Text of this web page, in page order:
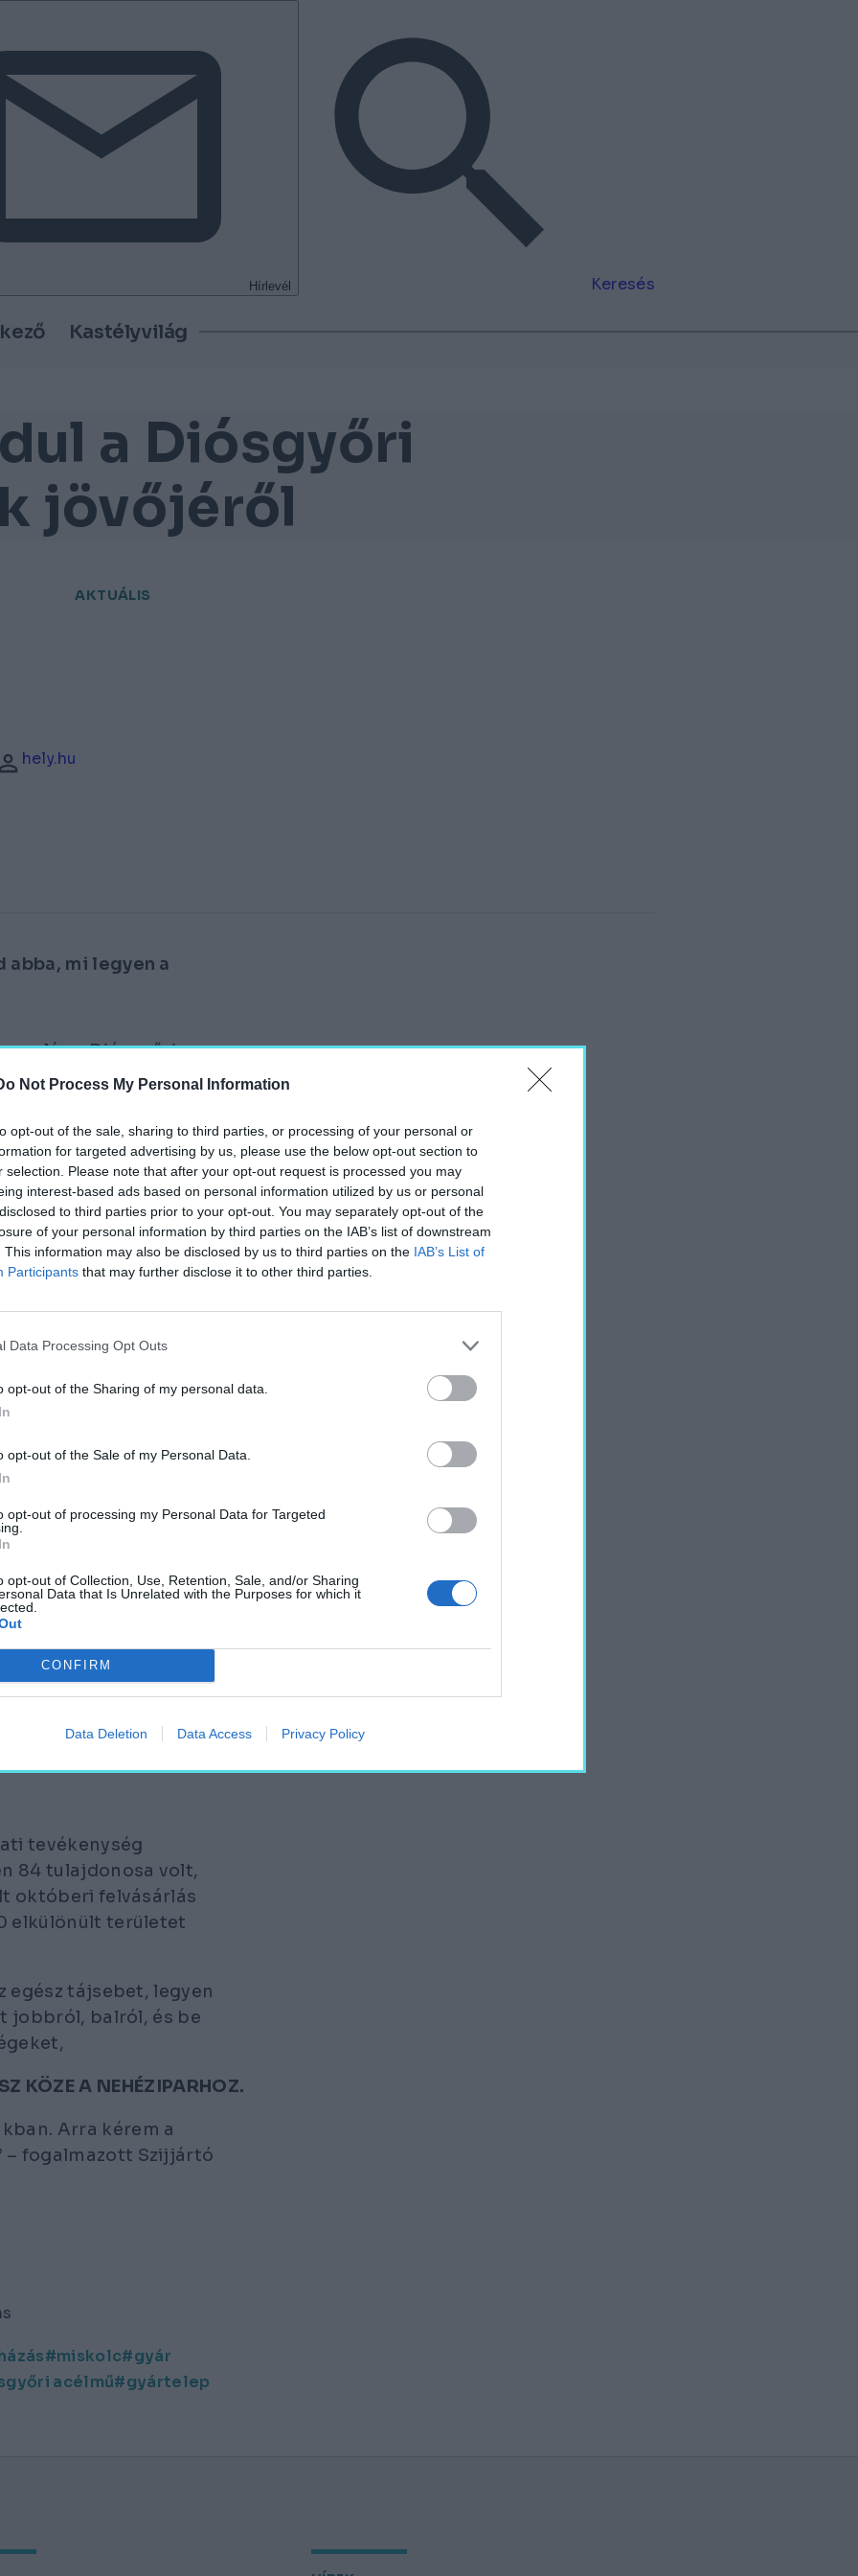
Not Process My Personal Information
opt-out of the sale, sharing to third parties, or processing of your personal or
for targeted advertising by us, please use the below opt-out section to
selection. Please note that after your opt-out request is processed you may
interest-based ads based on personal information utilized by us or personal
to third parties prior to your opt-out. You may separately opt-out of the
of your personal information by third parties on the IAB’s list of downstream
This information may also be disclosed by us to third parties on the IAB’s List of
Participants that may further disclose it to other third parties.
Data Processing Opt Outs
opt-out of the Sharing of my personal data.
opt-out of the Sale of my Personal Data.
opt-out of processing my Personal Data for Targeted
opt-out of Collection, Use, Retention, Sale, and/or Sharing
Data that Is Unrelated with the Purposes for which it
CONFIRM
Data Deletion Data Access Privacy Policy
Hírlevél Keresés
Kastélyvilág
a Diósgyőri
jövőjéről
AKTUÁLIS
hely.hu
mi legyen a
a Diósgyőri
mi lesz az azóta is
a végére
Péter külgazdasági és
indul Miskolcon.
6 MILLIÁRD
HOGY TOVÁBBI
TERÜLETÉBŐL.
nagyobb
terület mintegy
álló ÖKO FERR Kft.
tevékenység
84 tulajdonosa volt,
októberi felvásárlás
elkülönült területet
egész tájsebet, legyen
jobbról, balról, és be
KÖZE A NEHÉZIPARHOZ.
Arra kérem a
– fogalmazott Szijjártó
miskolc
gyár
acélmű gyártelep